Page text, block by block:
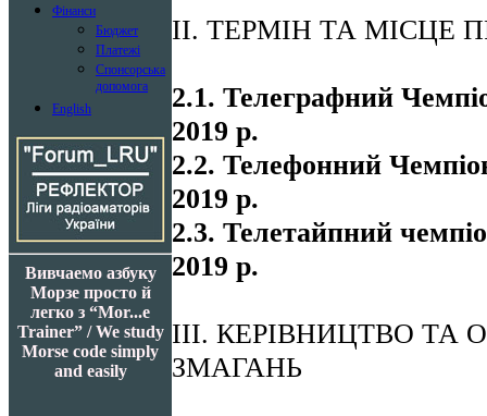
Фінанси
Бюджет
Платежі
Спонсорська
допомога
English
Вивчаемо азбуку
Морзе просто й
легко з “Mor...e
Trainer” / We study
Morse code simply
and easily
ІІ. ТЕРМІН ТА
2.1. Телеграфний
2019 р.
2.2. Телефонний
2019 р.
2.3. Телетайпний
2019 р.
ІІІ. КЕРІВНИЦТВО ТА
ЗМАГАНЬ